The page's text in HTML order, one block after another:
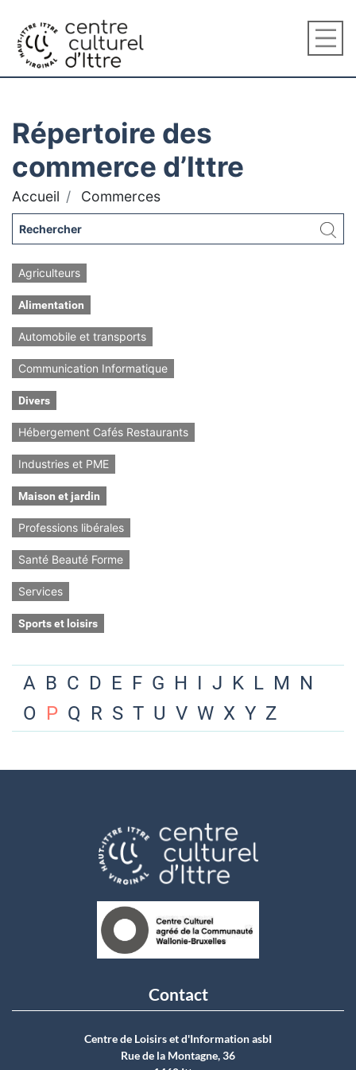
Répertoire des
commerce d’Ittre
Accueil Commerces
Agriculteurs
Alimentation
Automobile et transports
Communication Informatique
Divers
Hébergement Cafés Restaurants
Industries et PME
Maison et jardin
Professions libérales
Santé Beauté Forme
Services
Sports et loisirs
A B C D E F G H I J K L M N
O P Q R S T U V W X Y Z
Contact
Centre de Loisirs et d'Information asbI
Rue de la Montagne, 36